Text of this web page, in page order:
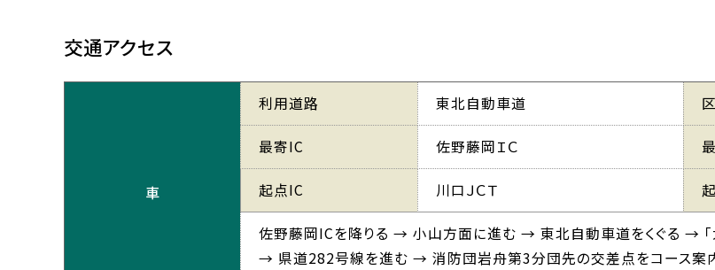
交通アクセス
車
利用道路 東北自動車道
最寄IC 佐野藤岡ＩＣ
起点IC 川口ＪＣＴ
佐野藤岡ICを降りる → 小山方面に進む → 東北自動車道をくぐる →
→ 県道282号線を進む → 消防団岩舟第3分団先の交差点をコース案